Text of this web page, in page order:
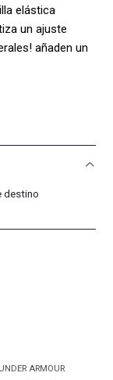
elástica
un ajuste
añaden un
almacenar
el color de
y
para
destino
UNDER ARMOUR